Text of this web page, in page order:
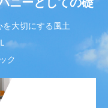
大切にする風土
ク